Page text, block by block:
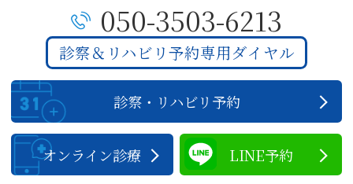
050-3503-6213
診察＆リハビリ予約専用ダイヤル
診察・リハビリ予約
オンライン診療 LINE予約